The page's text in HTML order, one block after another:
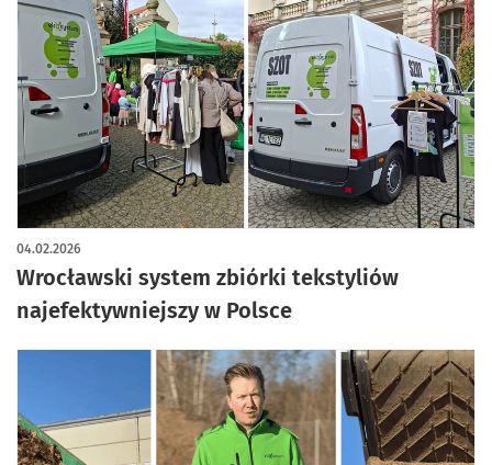
Wrocławski system zbiórki tekstyliów
najefektywniejszy w Polsce
04.02.2026